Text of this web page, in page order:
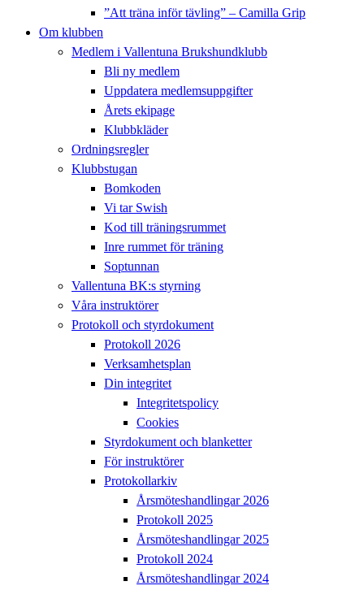
”Att träna inför tävling” – Camilla Grip
Om klubben
Medlem i Vallentuna Brukshundklubb
Bli ny medlem
Uppdatera medlemsuppgifter
Årets ekipage
Klubbkläder
Ordningsregler
Klubbstugan
Bomkoden
Vi tar Swish
Kod till träningsrummet
Inre rummet för träning
Soptunnan
Vallentuna BK:s styrning
Våra instruktörer
Protokoll och styrdokument
Protokoll 2026
Verksamhetsplan
Din integritet
Integritetspolicy
Cookies
Styrdokument och blanketter
För instruktörer
Protokollarkiv
Årsmöteshandlingar 2026
Protokoll 2025
Årsmöteshandlingar 2025
Protokoll 2024
Årsmöteshandlingar 2024